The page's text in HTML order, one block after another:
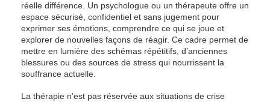
réelle différence. Un psychologue ou un thérapeute offre un
espace sécurisé, confidentiel et sans jugement pour
exprimer ses émotions, comprendre ce qui se joue et
explorer de nouvelles façons de réagir. Ce cadre permet de
mettre en lumière des schémas répétitifs, d’anciennes
blessures ou des sources de stress qui nourrissent la
souffrance actuelle.
La thérapie n’est pas réservée aux situations de crise